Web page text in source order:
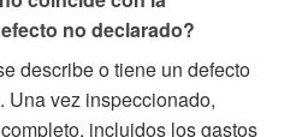
no declarado?
describe o tiene un defecto
Una vez inspeccionado,
incluidos los gastos